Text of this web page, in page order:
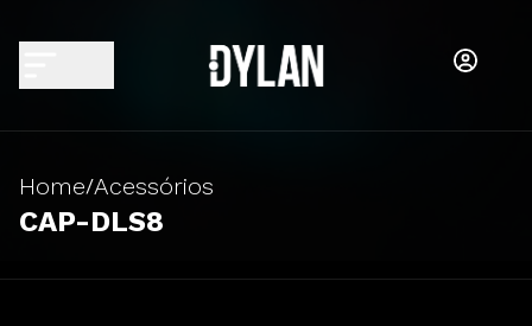
Home/Acessórios
CAP-DLS8